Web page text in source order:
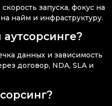
запуска, фокус на
найм и инфраструктуру.
данных и зависимость
договор, NDA, SLA и